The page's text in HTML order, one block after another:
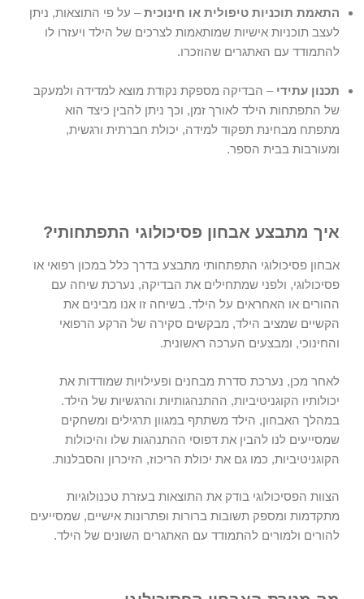
התאמת תוכניות טיפולית או חינוכית– על פי התוצאות, ניתן
לעצב תוכניות אישיות שמותאמות לצרכים של הילד ויעזרו לו
להתמודד עם האתגרים שהוזכרו.
תכנון עתידי – הבדיקה מספקת נקודת מוצא למדידה ולמעקב
של התפתחות הילד לאורך זמן, וכך ניתן להבין כיצד הוא
מתפתח מבחינת תפקוד למידה, יכולת חברתית ורגשית,
ומעורבות בבית הספר.
איך מתבצע אבחון פסיכולוגי התפתחותי?
אבחון פסיכולוגי התפתחותי מתבצע בדרך כלל במכון רפואי או
פסיכולוגי, ולפני שמתחילים את הבדיקה, נערכת שיחה עם
ההורים או האחראים על הילד. בשיחה זו אנו מבינים את
הקשיים שמציב הילד, מבקשים סקירה של הרקע הרפואי
והחינוכי, ומבצעים הערכה ראשונית.
לאחר מכן, נערכת סדרת מבחנים ופעילויות שמודדות את
יכולותיו הקוגניטיביות, ההתנהגותיות והרגשיות של הילד.
במהלך האבחון, הילד משתתף במגוון תרגילים ומשחקים
שמסייעים לנו להבין את דפוסי ההתנהגות שלו והיכולות
הקוגניטיביות, כמו גם את יכולת הריכוז, הזיכרון והסבלנות.
הצוות הפסיכולוגי בודק את התוצאות בעזרת טכנולוגיות
מתקדמות ומספק תשובות ברורות ופתרונות אישיים, שמסייעים
להורים ולמורים להתמודד עם האתגרים השונים של הילד.